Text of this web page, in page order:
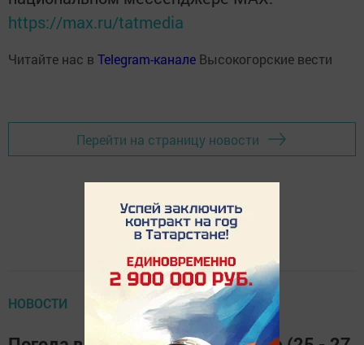
https://max.ru/tatmedia
Читайте нас в Telegram-канале Высокогорские вести
Перейти на страницу новости
НОВОСТИ